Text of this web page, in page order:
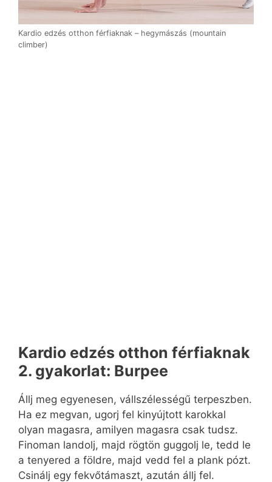
Kardio edzés otthon férfiaknak – hegymászás (mountain
climber)
Kardio edzés otthon férfiaknak
2. gyakorlat: Burpee
Állj meg egyenesen, vállszélességű terpeszben.
Ha ez megvan, ugorj fel kinyújtott karokkal
olyan magasra, amilyen magasra csak tudsz.
Finoman landolj, majd rögtön guggolj le, tedd le
a tenyered a földre, majd vedd fel a plank pózt.
Csinálj egy fekvőtámaszt, azután állj fel.